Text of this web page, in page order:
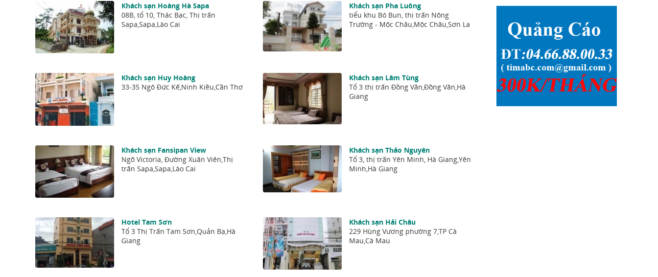
Khách sạn Hoàng Hà Sapa
08B, tổ 10, Thác Bạc, Thị trấn
Sapa,Sapa,Lào Cai
Khách sạn Pha Luông
tiểu khu Bó Bun, thị trấn Nông
Trường - Mộc Châu,Mộc Châu,Sơn La
Khách sạn Huy Hoàng
33-35 Ngô Đức Kế,Ninh Kiều,Cần Thơ
Khách sạn Lâm Tùng
Tổ 3 thị trấn Đồng Văn,Đồng Văn,Hà
Giang
Khách sạn Fansipan View
Ngõ Victoria, Đường Xuân Viên,Thị
trấn Sapa,Sapa,Lào Cai
Khách sạn Thảo Nguyên
Tổ 3, thị trấn Yên Minh, Hà Giang,Yên
Minh,Hà Giang
Hotel Tam Sơn
Tổ 3 Thị Trấn Tam Sơn,Quản Bạ,Hà
Giang
Khách sạn Hải Châu
229 Hùng Vương phường 7,TP Cà
Mau,Cà Mau